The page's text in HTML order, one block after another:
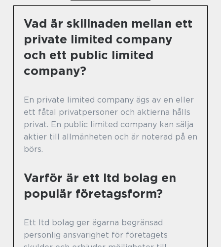
Vad är skillnaden mellan ett
private limited company
och ett public limited
company?
En private limited company ägs av en eller
ett fåtal privatpersoner och aktierna hålls
privat. En public limited company kan sälja
aktier till allmänheten och är noterad på en
börs.
Varför är ett ltd bolag en
populär företagsform?
Ett ltd bolag ger ägarna begränsad
personlig ansvarighet för företagets